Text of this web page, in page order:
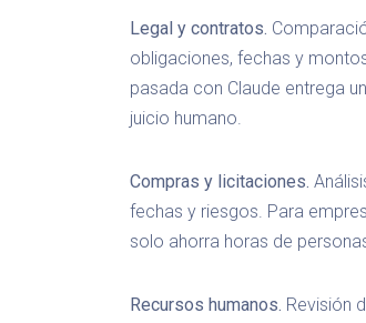
Legal y contratos.
obligaciones, fechas y
pasada con Claude entrega
juicio humano.
Compras y licitaciones.
fechas y riesgos. Para
solo ahorra horas de
Recursos humanos. Revisión